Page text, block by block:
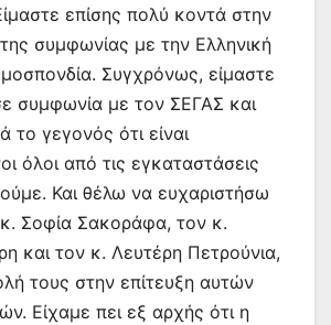
επίσης πολύ κοντά στην
συμφωνίας με την Ελληνική
Συγχρόνως, είμαστε
συμφωνία με τον ΣΕΓΑΣ και
το γεγονός ότι είναι
όλοι από τις εγκαταστάσεις
Και θέλω να ευχαριστήσω
κ. Σοφία Σακοράφα, τον κ.
και τον κ. Λευτέρη Πετρούνια,
τους στην επίτευξη αυτών
Είχαμε πει εξ αρχής ότι η